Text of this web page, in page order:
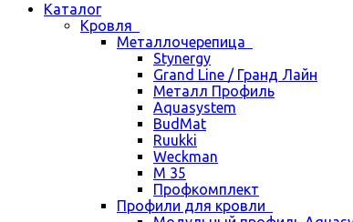
Каталог
Кровля
Металлочерепица
Stynergy
Grand Line / Гранд Лайн
Металл Профиль
Aquasystem
BudMat
Ruukki
Weckman
М 35
Профкомплект
Профили для кровли